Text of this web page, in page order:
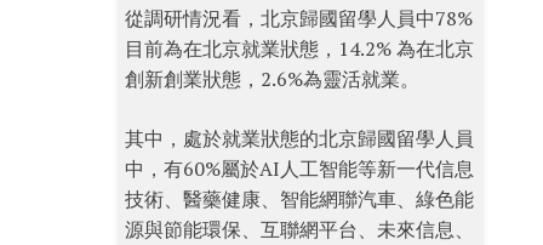
從調研情況看，北京歸國留學人員中78%
目前為在北京就業狀態，14.2% 為在北京
創新創業狀態，2.6%為靈活就業。
其中，處於就業狀態的北京歸國留學人員
中，有60%屬於AI人工智能等新一代信息
技術、醫藥健康、智能網聯汽車、綠色能
源與節能環保、互聯網平台、未來信息、